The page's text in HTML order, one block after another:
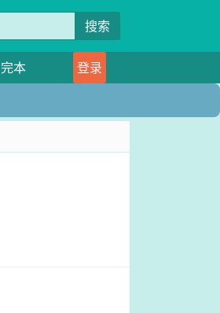
搜索
完本 登录